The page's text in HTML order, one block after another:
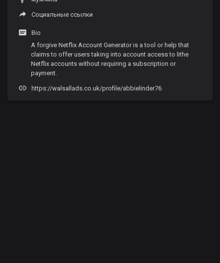
Социальные ссылки
Bio
A forgive Netflix Account Generator is a tool or help that
claims to offer users taking into account access to lithe
Netflix accounts without requiring a subscription or
payment.
https://walsallads.co.uk/profile/abbielinder76